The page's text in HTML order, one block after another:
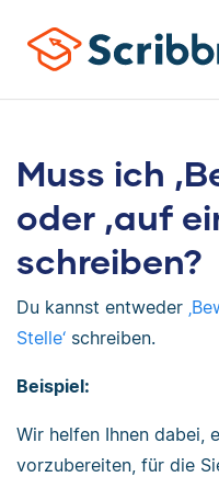
Muss ich
oder ‚auf
schreiben?
Du kannst entweder
Stelle‘ schreiben.
Beispiel:
Wir helfen Ihnen dabei,
vorzubereiten, für die